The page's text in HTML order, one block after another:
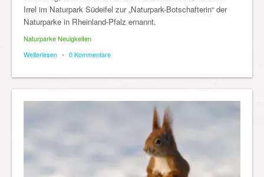
Irrel im Naturpark Südeifel zur „Naturpark-Botschafterin“ der
Naturparke in Rheinland-Pfalz ernannt.
Naturparke Neuigkeiten
Weiterlesen • 0 Kommentare